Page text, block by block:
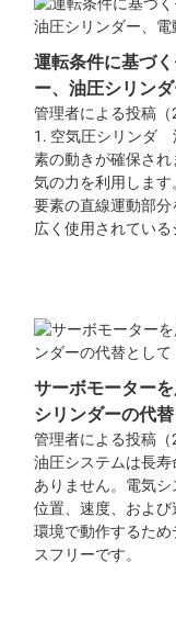
運転条件に基づ
ー、油圧シリン
管理者による投稿（
1. 空気圧シリンダ
素の動きが確保さ
気の力を利用しま
要素の直線運動部
広く使用されている
サーボモーター
シリンダーの代
管理者による投稿（
油圧システムは長
ありません。電気
位置、速度、およ
環境で動作するた
スフリーです。